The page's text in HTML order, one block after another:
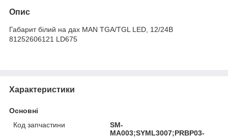
Опис
Габарит білий на дах MAN TGA/TGL LED, 12/24В
81252606121 LD675
Характеристики
Основні
Код запчастини
SM-
MA003;SYML3007;PRBP03-